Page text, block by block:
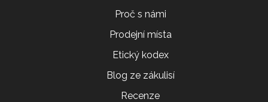
Proč s námi
Prodejní místa
Etický kodex
Blog ze zákulisí
Recenze